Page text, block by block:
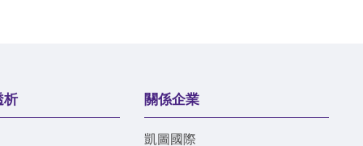
析 關係企業
凱圖國際